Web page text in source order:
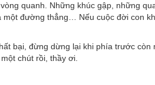
quanh. Những khúc gập, những
đường thẳng… Nếu cuộc đời con
bại, đừng dừng lại khi phía trước
chút rồi, thầy ơi.